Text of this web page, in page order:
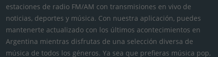
estaciones de radio FM/AM con transmisiones en vivo de
noticias, deportes y música. Con nuestra aplicación, puedes
mantenerte actualizado con los últimos acontecimientos en
Argentina mientras disfrutas de una selección diversa de
música de todos los géneros. Ya sea que prefieras música pop,